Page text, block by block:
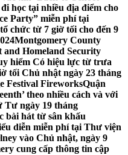
học tại nhiều địa điểm cho
Party” miễn phí tại
chức từ 7 giờ tối cho đến 9
Montgomery County
and Homeland Security
hiểm Có hiệu lực từ trưa
tối Chủ nhật ngày 23 tháng
Festival FireworksQuận
theo nhiều cách và với
Tư ngày 19 tháng
bài hát từ sân khấu
diễn miễn phí tại Thư viện
vào Chủ nhật, ngày 9
cung cấp thông tin cập